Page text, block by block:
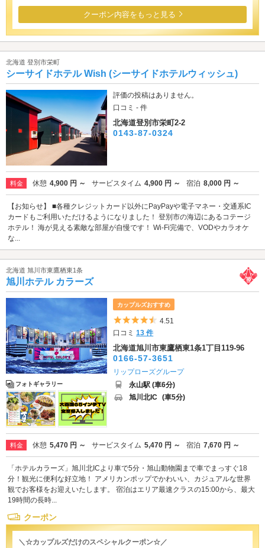
クーポン内容をもっと見る
北海道 登別市栄町
シーサイドホテル Wish (シーサイドホテルウィッシュ)
評価の投稿はありません。
口コミ - 件
北海道登別市栄町2-2
0143-87-0324
料金 休憩 4,900 円 ～ サービスタイム 4,900 円 ～ 宿泊 8,000 円 ～
【お知らせ】 ■各種クレジットカード以外にPayPayや電子マネー・交通系IC
カードもご利用いただけるようになりました！ 登別市の海辺にあるコテージ
ホテル！ 海が見える素敵な部屋が自慢です！ Wi-Fi完備で、VODやカラオケ
な...
北海道 旭川市東鷹栖東1条
旭川ホテル カラーズ
フォトギャラリー
カップルズおすすめ
5つ星のうち4.5
4.51
口コミ13 件
北海道旭川市東鷹栖東1条1丁目119-96
0166-57-3651
リップローズグループ
永山駅 (車6分)
旭川北IC (車5分)
料金 休憩 5,470 円 ～ サービスタイム 5,470 円 ～ 宿泊 7,670 円 ～
「ホテルカラーズ」旭川北ICより車で5分・旭山動物園まで車でまっすぐ18
分！観光に便利な好立地！ アメリカンポップでかわいい、カジュアルな世界
観でお客様をお迎えいたします。 宿泊はエリア最速クラスの15:00から、最大
19時間の長時...
クーポン
＼☆カップルズだけのスペシャルクーポン☆／